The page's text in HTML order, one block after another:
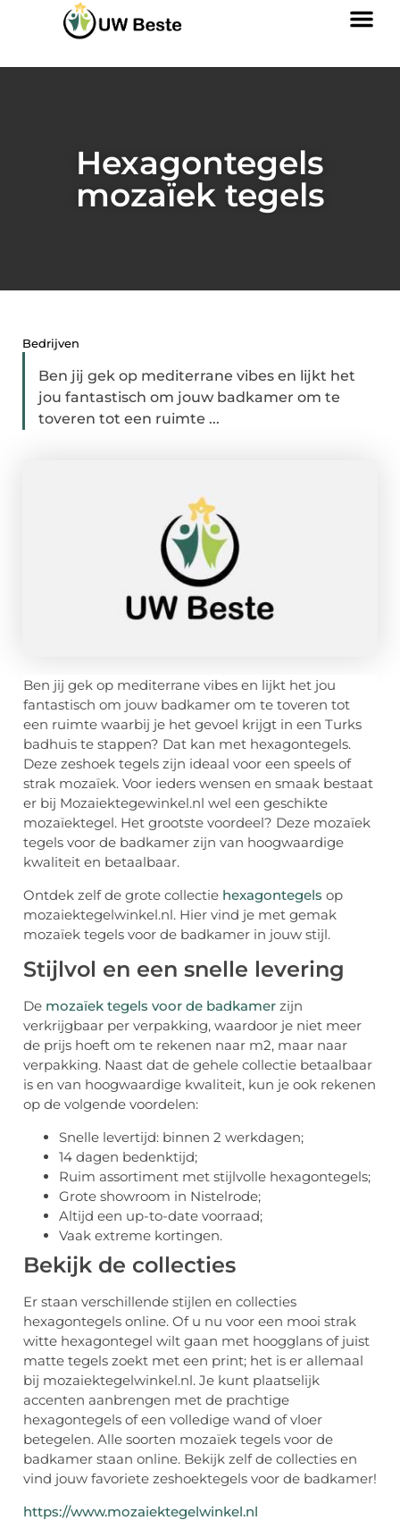
Hexagontegels
mozaïek tegels
Bedrijven
Ben jij gek op mediterrane vibes en lijkt het
jou fantastisch om jouw badkamer om te
toveren tot een ruimte ...
Ben jij gek op mediterrane vibes en lijkt het jou
fantastisch om jouw badkamer om te toveren tot
een ruimte waarbij je het gevoel krijgt in een Turks
badhuis te stappen? Dat kan met hexagontegels.
Deze zeshoek tegels zijn ideaal voor een speels of
strak mozaïek. Voor ieders wensen en smaak bestaat
er bij Mozaiektegewinkel.nl wel een geschikte
mozaïektegel. Het grootste voordeel? Deze mozaïek
tegels voor de badkamer zijn van hoogwaardige
kwaliteit en betaalbaar.
Ontdek zelf de grote collectie hexagontegels op
mozaiektegelwinkel.nl. Hier vind je met gemak
mozaïek tegels voor de badkamer in jouw stijl.
Stijlvol en een snelle levering
De mozaïek tegels voor de badkamer zijn
verkrijgbaar per verpakking, waardoor je niet meer
de prijs hoeft om te rekenen naar m2, maar naar
verpakking. Naast dat de gehele collectie betaalbaar
is en van hoogwaardige kwaliteit, kun je ook rekenen
op de volgende voordelen:
Snelle levertijd: binnen 2 werkdagen;
14 dagen bedenktijd;
Ruim assortiment met stijlvolle hexagontegels;
Grote showroom in Nistelrode;
Altijd een up-to-date voorraad;
Vaak extreme kortingen.
Bekijk de collecties
Er staan verschillende stijlen en collecties
hexagontegels online. Of u nu voor een mooi strak
witte hexagontegel wilt gaan met hoogglans of juist
matte tegels zoekt met een print; het is er allemaal
bij mozaiektegelwinkel.nl. Je kunt plaatselijk
accenten aanbrengen met de prachtige
hexagontegels of een volledige wand of vloer
betegelen. Alle soorten mozaïek tegels voor de
badkamer staan online. Bekijk zelf de collecties en
vind jouw favoriete zeshoektegels voor de badkamer!
https://www.mozaiektegelwinkel.nl